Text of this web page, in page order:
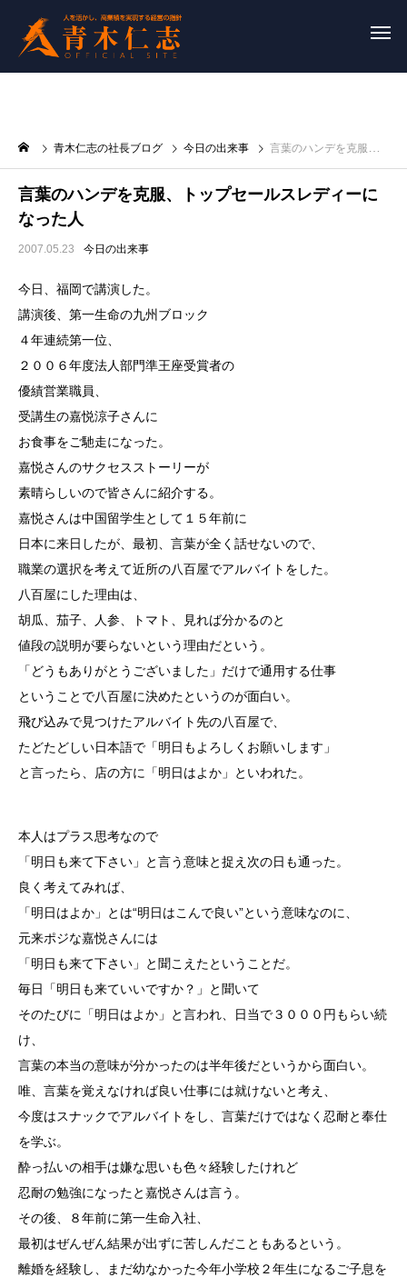
青木仁志の社長ブログ 今日の出来事 言葉のハンデを克服、トップセールスレディーになった人
言葉のハンデを克服、トップセールスレディーに
なった人
2007.05.23 今日の出来事
今日、福岡で講演した。
講演後、第一生命の九州ブロック
４年連続第一位、
２００６年度法人部門準王座受賞者の
優績営業職員、
受講生の嘉悦涼子さんに
お食事をご馳走になった。
嘉悦さんのサクセスストーリーが
素晴らしいので皆さんに紹介する。
嘉悦さんは中国留学生として１５年前に
日本に来日したが、最初、言葉が全く話せないので、
職業の選択を考えて近所の八百屋でアルバイトをした。
八百屋にした理由は、
胡瓜、茄子、人参、トマト、見れば分かるのと
値段の説明が要らないという理由だという。
「どうもありがとうございました」だけで通用する仕事
ということで八百屋に決めたというのが面白い。
飛び込みで見つけたアルバイト先の八百屋で、
たどたどしい日本語で「明日もよろしくお願いします」
と言ったら、店の方に「明日はよか」といわれた。
本人はプラス思考なので
「明日も来て下さい」と言う意味と捉え次の日も通った。
良く考えてみれば、
「明日はよか」とは“明日はこんで良い”という意味なのに、
元来ポジな嘉悦さんには
「明日も来て下さい」と聞こえたということだ。
毎日「明日も来ていいですか？」と聞いて
そのたびに「明日はよか」と言われ、日当で３０００円もらい続
け、
言葉の本当の意味が分かったのは半年後だというから面白い。
唯、言葉を覚えなければ良い仕事には就けないと考え、
今度はスナックでアルバイトをし、言葉だけではなく忍耐と奉仕
を学ぶ。
酔っ払いの相手は嫌な思いも色々経験したけれど
忍耐の勉強になったと嘉悦さんは言う。
その後、８年前に第一生命入社、
最初はぜんぜん結果が出ずに苦しんだこともあるという。
離婚を経験し、まだ幼なかった今年小学校２年生になるご子息を